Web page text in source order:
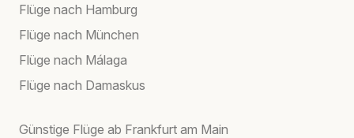
Flüge nach Hamburg
Flüge nach München
Flüge nach Málaga
Flüge nach Damaskus
Günstige Flüge ab Frankfurt am Main